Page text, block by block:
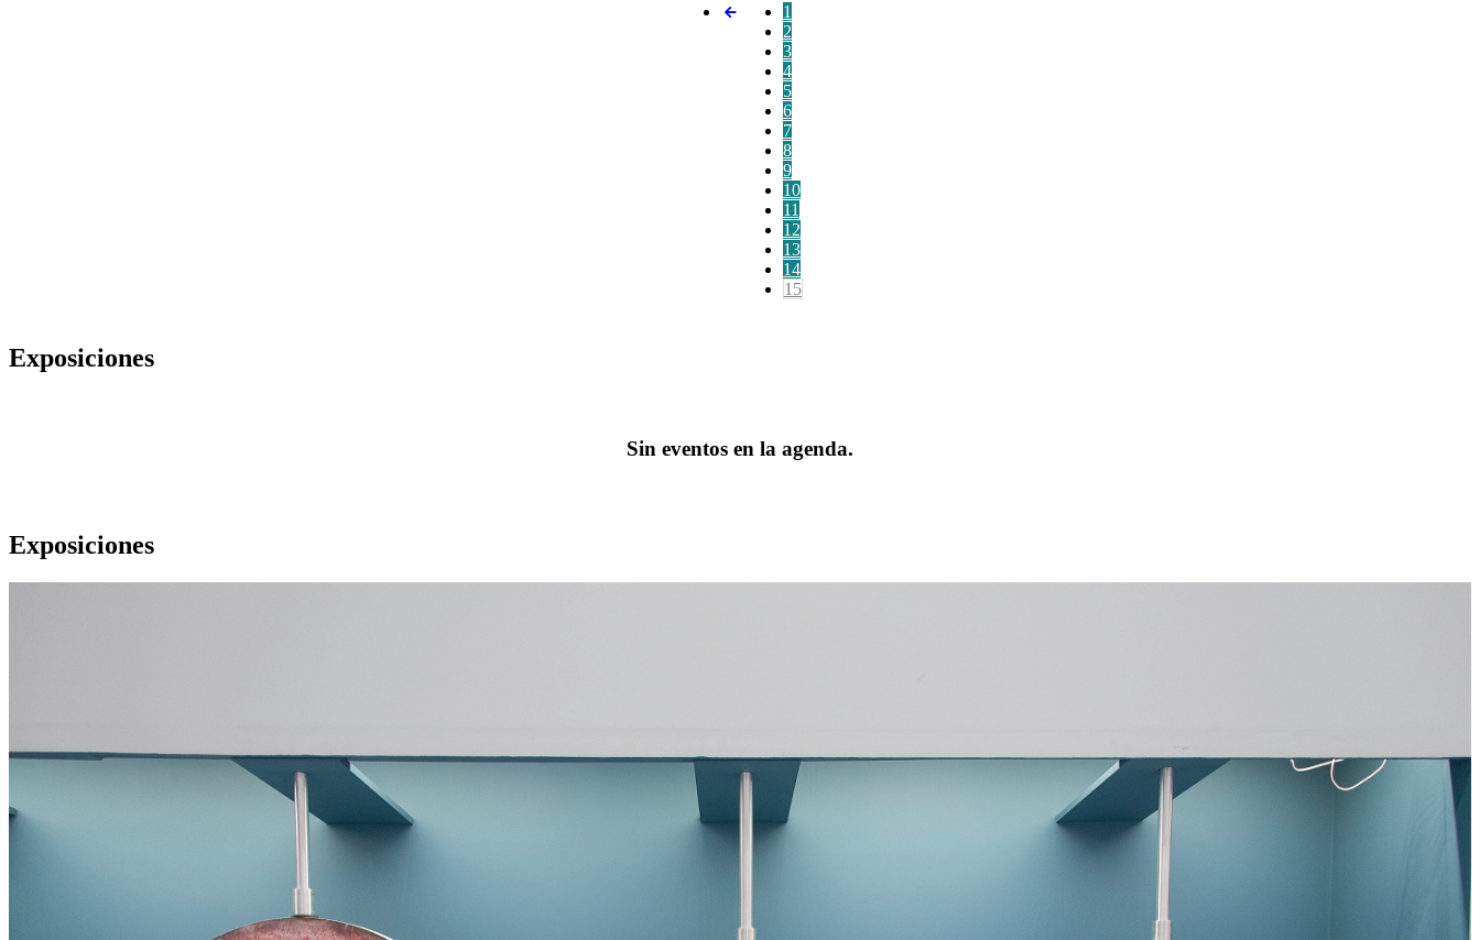
1
2
3
4
5
6
7
8
9
10
11
12
13
14
15
Exposiciones
Sin eventos en la agenda.
Exposiciones